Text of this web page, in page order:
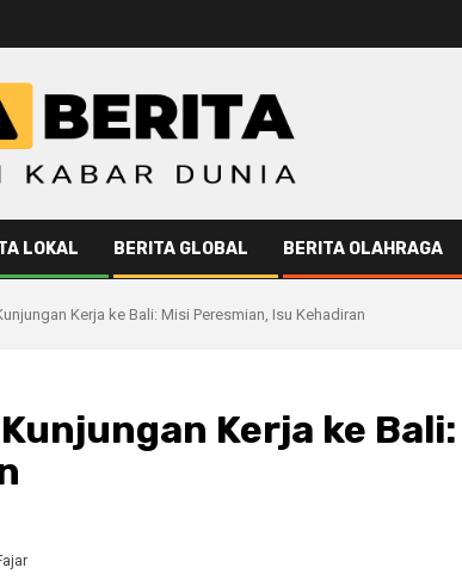
LOKAL BERITA GLOBAL BERITA OLAHRAGA
Kerja ke Bali: Misi Peresmian, Isu Kehadiran
Kerja ke